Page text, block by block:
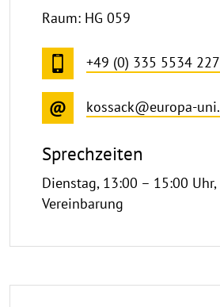
Raum: HG 059
+49 (0) 335 5534
kossack@europa-
Sprechzeiten
Dienstag, 13:00 – 15:00
Vereinbarung